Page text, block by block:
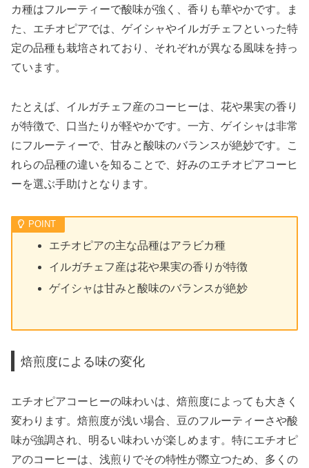
カ種はフルーティーで酸味が強く、香りも華やかです。ま
た、エチオピアでは、ゲイシャやイルガチェフといった特
定の品種も栽培されており、それぞれが異なる風味を持っ
ています。
たとえば、イルガチェフ産のコーヒーは、花や果実の香り
が特徴で、口当たりが軽やかです。一方、ゲイシャは非常
にフルーティーで、甘みと酸味のバランスが絶妙です。こ
れらの品種の違いを知ることで、好みのエチオピアコーヒ
ーを選ぶ手助けとなります。
エチオピアの主な品種はアラビカ種
イルガチェフ産は花や果実の香りが特徴
ゲイシャは甘みと酸味のバランスが絶妙
焙煎度による味の変化
エチオピアコーヒーの味わいは、焙煎度によっても大きく
変わります。焙煎度が浅い場合、豆のフルーティーさや酸
味が強調され、明るい味わいが楽しめます。特にエチオピ
アのコーヒーは、浅煎りでその特性が際立つため、多くの